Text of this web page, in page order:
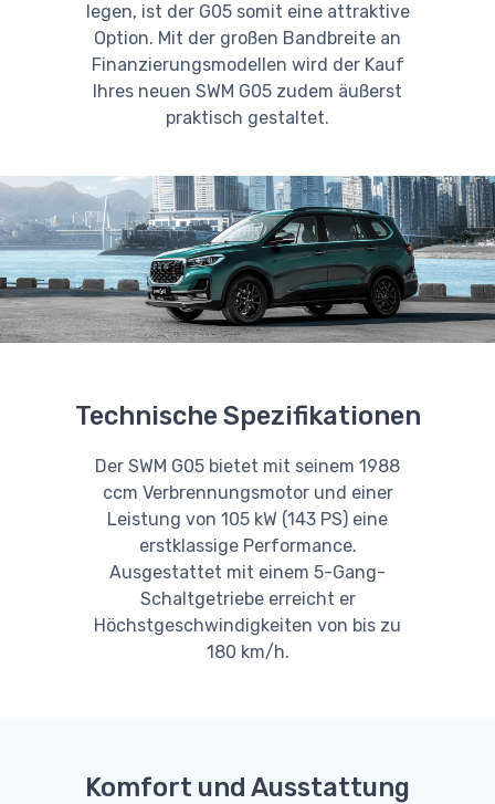
legen, ist der G05 somit eine attraktive
Option. Mit der großen Bandbreite an
Finanzierungsmodellen wird der Kauf
Ihres neuen SWM G05 zudem äußerst
praktisch gestaltet.
Technische Spezifikationen
Der SWM G05 bietet mit seinem 1988
ccm Verbrennungsmotor und einer
Leistung von 105 kW (143 PS) eine
erstklassige Performance.
Ausgestattet mit einem 5-Gang-
Schaltgetriebe erreicht er
Höchstgeschwindigkeiten von bis zu
180 km/h.
Komfort und Ausstattung